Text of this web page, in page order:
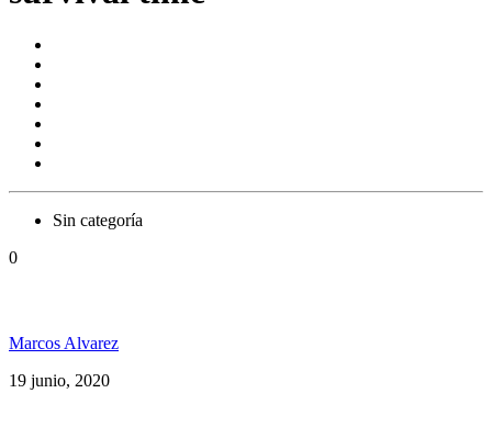
Sin categoría
0
Marcos Alvarez
19 junio, 2020